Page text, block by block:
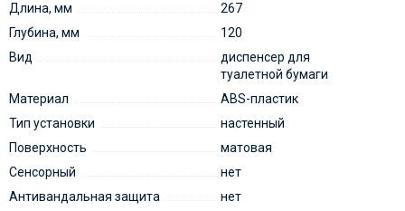
Длина, мм
267
Глубина, мм
120
Вид
диспенсер для
туалетной бумаги
Материал
ABS-пластик
Тип установки
настенный
Поверхность
матовая
Сенсорный
нет
Антивандальная защита
нет